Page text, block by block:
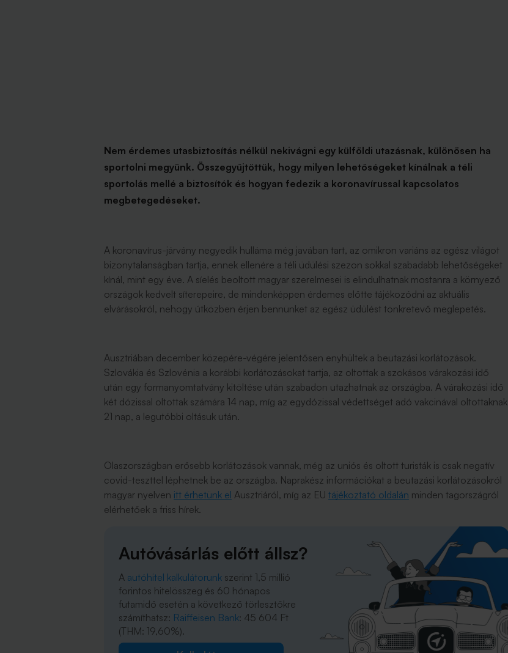
Nem érdemes utasbiztosítás nélkül nekivágni egy külföldi utazásnak, különösen ha
sportolni megyünk. Összegyűjtöttük, hogy milyen lehetőségeket kínálnak a téli
sportolás mellé a biztosítók és hogyan fedezik a koronavírussal kapcsolatos
megbetegedéseket.
A koronavírus-járvány negyedik hulláma még javában tart, az omikron variáns az egész világot
bizonytalanságban tartja, ennek ellenére a téli üdülési szezon sokkal szabadabb lehetőségeket
kínál, mint egy éve. A síelés beoltott magyar szerelmesei is elindulhatnak mostanra a környező
országok kedvelt síterepeire, de mindenképpen érdemes előtte tájékozódni az aktuális
elvárásokról, nehogy útközben érjen bennünket az egész üdülést tönkretevő meglepetés.
Ausztriában december közepére-végére jelentősen enyhültek a beutazási korlátozások.
Szlovákia és Szlovénia a korábbi korlátozásokat tartja, az oltottak a szokásos várakozási idő
után egy formanyomtatvány kitöltése után szabadon utazhatnak az országba. A várakozási idő
két dózissal oltottak számára 14 nap, míg az egydózissal védettséget adó vakcinával oltottaknak
21 nap, a legutóbbi oltásuk után.
Olaszországban erősebb korlátozások vannak, még az uniós és oltott turisták is csak negatív
covid-teszttel léphetnek be az országba. Naprakész információkat a beutazási korlátozásokról
magyar nyelven itt érhetünk el Ausztriáról, míg az EU tájékoztató oldalán minden tagországról
elérhetőek a friss hírek.
Autóvásárlás előtt állsz?
A autóhitel kalkulátorunk szerint 1,5 millió
forintos hitelösszeg és 60 hónapos
futamidő esetén a következő törlesztőkre
számíthatsz: Raiffeisen Bank: 45 604 Ft
(THM: 19,60%).